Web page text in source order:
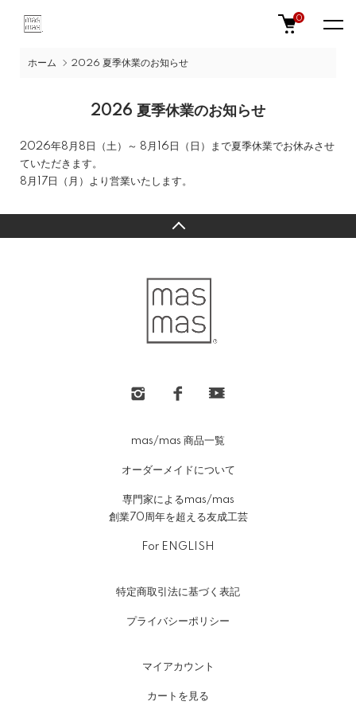
0
ホーム 2026 夏季休業のお知らせ
2026 夏季休業のお知らせ
2026年8月8日（土）～ 8月16日（日）まで夏季休業でお休みさせ
ていただきます。
8月17日（月）より営業いたします。
mas/mas 商品一覧
オーダーメイドについて
専門家によるmas/mas
創業70周年を超える友成工芸
For ENGLISH
特定商取引法に基づく表記
プライバシーポリシー
マイアカウント
カートを見る